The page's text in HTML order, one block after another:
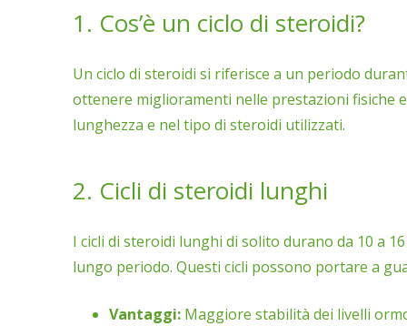
1. Cos’è un ciclo di steroidi?
Un ciclo di steroidi si riferisce a un periodo
ottenere miglioramenti nelle prestazioni fisiche
lunghezza e nel tipo di steroidi utilizzati.
2. Cicli di steroidi lunghi
I cicli di steroidi lunghi di solito durano da 10 a
lungo periodo. Questi cicli possono portare a
Vantaggi: Maggiore stabilità dei livelli